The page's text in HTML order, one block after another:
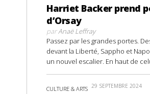
Harriet Backer prend
d’Orsay
parAnaë Leffray
Passez par les grandes portes.
devant la Liberté, Sappho et
un nouvel escalier. En haut de
CULTURE & ARTS 29 SEPTEMBRE 2024